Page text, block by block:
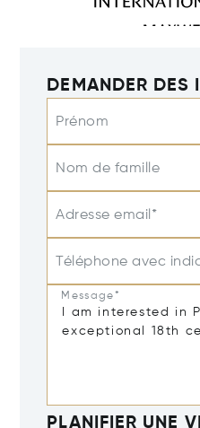
DEMANDER DES
Prénom
Nom de famille
Adresse email*
Téléphone avec
Message*
PLANIFIER UNE